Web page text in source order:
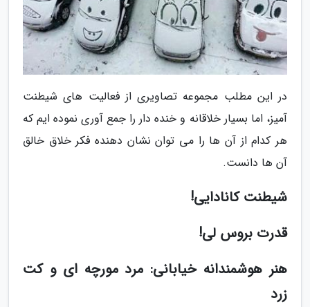
در این مطلب مجموعه تصاویری از فعالیت های شیطنت
آمیز، اما بسیار خلاقانه و خنده دار را جمع آوری نموده ایم که
هر کدام از آن ها را می توان نشان دهنده فکر خلاق خالق
آن ها دانست.
شیطنت کانادایی!
قدرت بروس لی!
هنر هوشمندانه خیابانی: مرد مورچه ای و کت
زرد